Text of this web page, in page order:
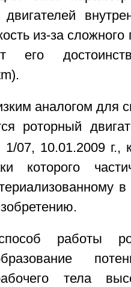
из-за
его
аналогом для
роторный
07, 10.01.2009 г.,
которого
в
работы
тела